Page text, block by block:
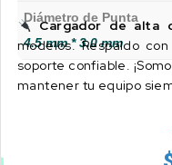
Diámetro de Punta
4.5 mm * 3.0 mm
Cargador de alta
modelos. Respaldo
soporte confiable.
mantener tu equipo